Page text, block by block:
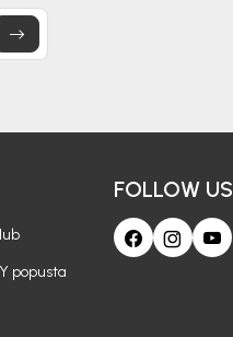
popusta
FOLLOW US